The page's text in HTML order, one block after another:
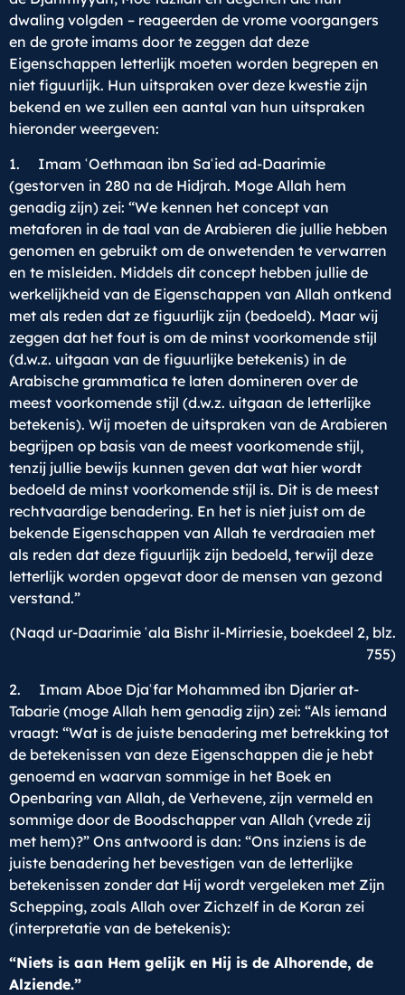
dwaling volgden – reageerden de vrome voorgangers
en de grote imams door te zeggen dat deze
Eigenschappen letterlijk moeten worden begrepen en
niet figuurlijk. Hun uitspraken over deze kwestie zijn
bekend en we zullen een aantal van hun uitspraken
hieronder weergeven:
1. Imam ʿOethmaan ibn Saʿied ad-Daarimie
(gestorven in 280 na de Hidjrah. Moge Allah hem
genadig zijn) zei: “We kennen het concept van
metaforen in de taal van de Arabieren die jullie hebben
genomen en gebruikt om de onwetenden te verwarren
en te misleiden. Middels dit concept hebben jullie de
werkelijkheid van de Eigenschappen van Allah ontkend
met als reden dat ze figuurlijk zijn (bedoeld). Maar wij
zeggen dat het fout is om de minst voorkomende stijl
(d.w.z. uitgaan van de figuurlijke betekenis) in de
Arabische grammatica te laten domineren over de
meest voorkomende stijl (d.w.z. uitgaan de letterlijke
betekenis). Wij moeten de uitspraken van de Arabieren
begrijpen op basis van de meest voorkomende stijl,
tenzij jullie bewijs kunnen geven dat wat hier wordt
bedoeld de minst voorkomende stijl is. Dit is de meest
rechtvaardige benadering. En het is niet juist om de
bekende Eigenschappen van Allah te verdraaien met
als reden dat deze figuurlijk zijn bedoeld, terwijl deze
letterlijk worden opgevat door de mensen van gezond
verstand.”
(Naqd ur-Daarimie ʿala Bishr il-Mirriesie, boekdeel 2, blz.
755)
2. Imam Aboe Djaʿfar Mohammed ibn Djarier at-
Tabarie (moge Allah hem genadig zijn) zei: “Als iemand
vraagt: “Wat is de juiste benadering met betrekking tot
de betekenissen van deze Eigenschappen die je hebt
genoemd en waarvan sommige in het Boek en
Openbaring van Allah, de Verhevene, zijn vermeld en
sommige door de Boodschapper van Allah (vrede zij
met hem)?” Ons antwoord is dan: “Ons inziens is de
juiste benadering het bevestigen van de letterlijke
betekenissen zonder dat Hij wordt vergeleken met Zijn
Schepping, zoals Allah over Zichzelf in de Koran zei
(interpretatie van de betekenis):
“Niets is aan Hem gelijk en Hij is de Alhorende, de
Alziende.”